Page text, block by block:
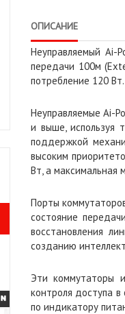
ОПИСАНИЕ
Неуправляемый Ai-
передачи 100м
потребление 120 Вт.
Неуправляемые Ai-
и выше, используя
поддержкой
высоким
Вт, а максимальная
Порты
состояние
восстановления
созданию
Эти коммутаторы
контроля доступа
по индикатору